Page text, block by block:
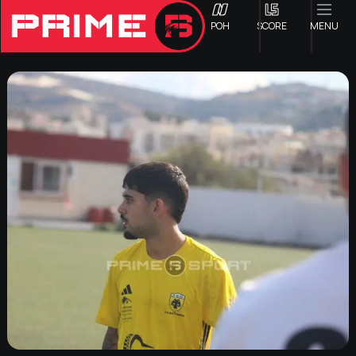
ΡΟΗ SCORE MENU
ΟΦΗ
Γ ΕΘΝΙΚΗ
Α1 ΕΠΣΗ